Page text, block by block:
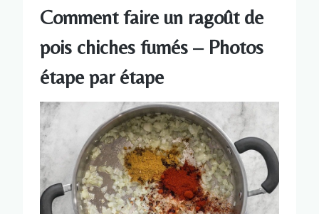
Comment faire un ragoût de
pois chiches fumés – Photos
étape par étape